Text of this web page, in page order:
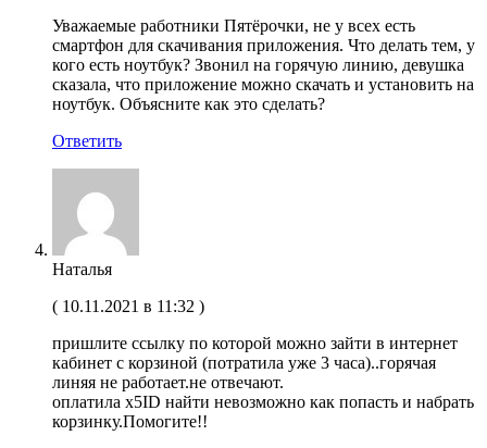
Уважаемые работники Пятёрочки, не у всех есть
смартфон для скачивания приложения. Что делать тем, у
кого есть ноутбук? Звонил на горячую линию, девушка
сказала, что приложение можно скачать и установить на
ноутбук. Объясните как это сделать?
Ответить
Наталья
( 10.11.2021 в 11:32 )
пришлите ссылку по которой можно зайти в интернет
кабинет с корзиной (потратила уже 3 часа)..горячая
линяя не работает.не отвечают.
оплатила x5ID найти невозможно как попасть и набрать
корзинку.Помогите!!